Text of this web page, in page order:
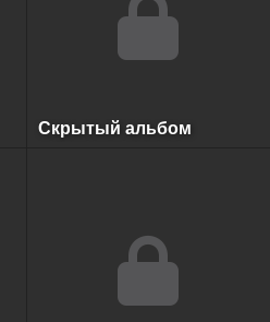
Скрытый альбом